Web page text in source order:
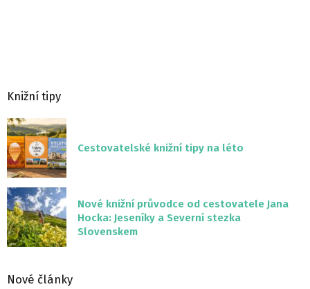
Knižní tipy
Cestovatelské knižní tipy na léto
Nové knižní průvodce od cestovatele Jana
Hocka: Jeseníky a Severní stezka
Slovenskem
Nové články